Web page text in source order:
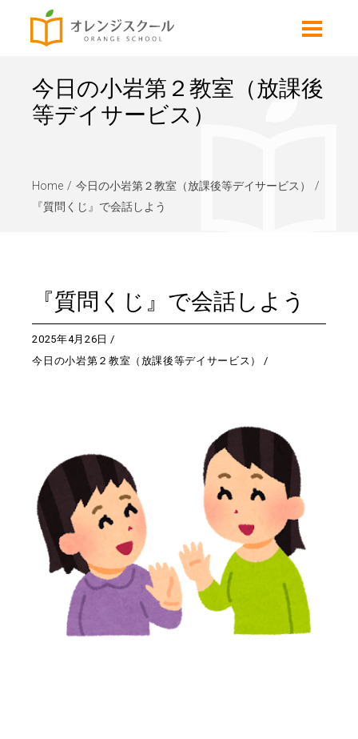
今日の小岩第２教室（放課後
等デイサービス）
Home
今日の小岩第２教室（放課後等デイサービス）
『質問くじ』で会話しよう
『質問くじ』で会話しよう
2025年4月26日
今日の小岩第２教室（放課後等デイサービス）